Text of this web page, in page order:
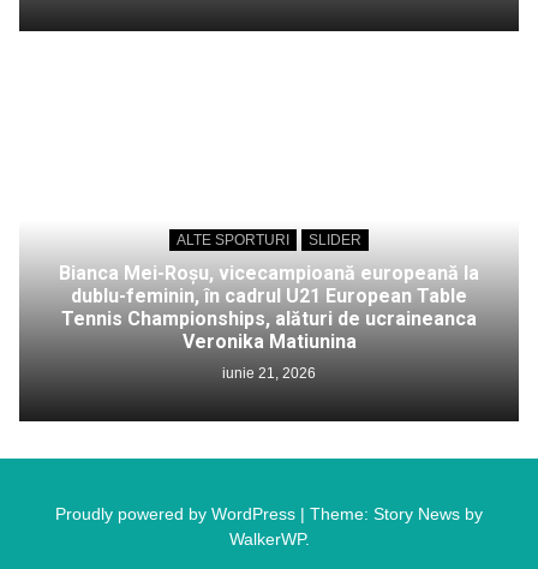
ALTE SPORTURI SLIDER
Bianca Mei-Roșu, vicecampioană europeană la
dublu-feminin, în cadrul U21 European Table
Tennis Championships, alături de ucraineanca
Veronika Matiunina
iunie 21, 2026
Proudly powered by WordPress | Theme: Story News by
WalkerWP.